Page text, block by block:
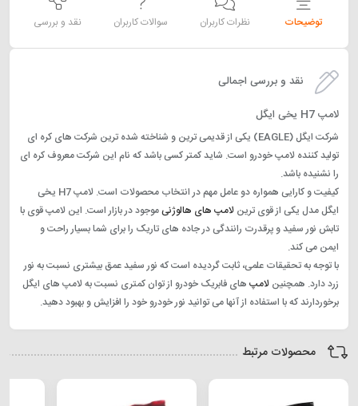
توضیحات نظرات کاربران سوالات کاربران نقد و بررسی
نقد و بررسی اجمالی
لامپ H7 یخی ایگل
شرکت ایگل (EAGLE) یکی از قدیمی ترین و شناخته شده ترین شرکت های کره ای
تولید کننده لامپ خودرو است. شاید کمتر کسی باشد که نام این شرکت معروف کره ای
را نشنیده باشد.
کیفیت و کارایی همواره دو عامل مهم در انتخاب محصولات است. لامپ H7 یخی
ایگل مدل یکی از قوی ترین لامپ های هالوژنیموجود در بازار است. این لامپ قوی با
تابش نور سفید و پرقدرت رانندگی در جاده های تاریک را برای شما بسیار راحت و
ایمن می کند.
با توجه به تحقیقات علمی، ثابت گردیده است که نور سفید عمق بیشتری نسبت به نور
زرد دارد. همچنین لامپ های فابریک خودرو از توان کمتری نسبت به لامپ های ایگل
برخوردارند که با استفاده از آنها می توانید نور خودرو خود را افزایش و بهبود دهید.
محصولات مرتبط